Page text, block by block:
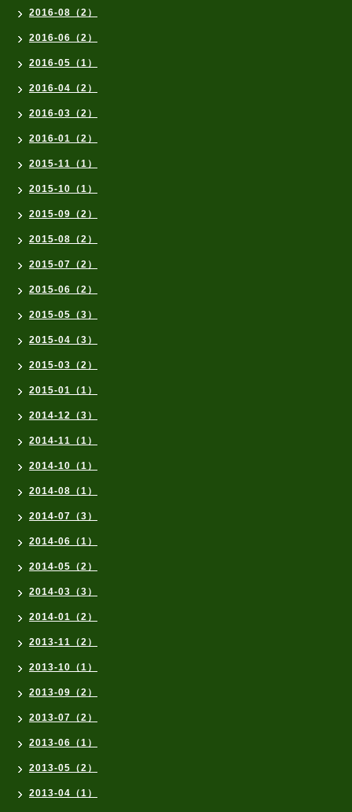
2016-08（2）
2016-06（2）
2016-05（1）
2016-04（2）
2016-03（2）
2016-01（2）
2015-11（1）
2015-10（1）
2015-09（2）
2015-08（2）
2015-07（2）
2015-06（2）
2015-05（3）
2015-04（3）
2015-03（2）
2015-01（1）
2014-12（3）
2014-11（1）
2014-10（1）
2014-08（1）
2014-07（3）
2014-06（1）
2014-05（2）
2014-03（3）
2014-01（2）
2013-11（2）
2013-10（1）
2013-09（2）
2013-07（2）
2013-06（1）
2013-05（2）
2013-04（1）